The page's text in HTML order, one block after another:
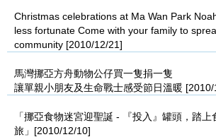
Christmas celebrations at Ma Wan Park
less fortunate Come with your family to
community [2010/12/21]
馬灣挪亞方舟動物公仔買一隻捐一隻
讓單親小朋友及生命戰士感受節日溫暖
「挪亞食物迷宮迎聖誕 - 『投入』罐頭，踏上
旅」[2010/12/10]